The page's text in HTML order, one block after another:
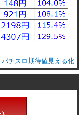
パチスロ期待値見える化